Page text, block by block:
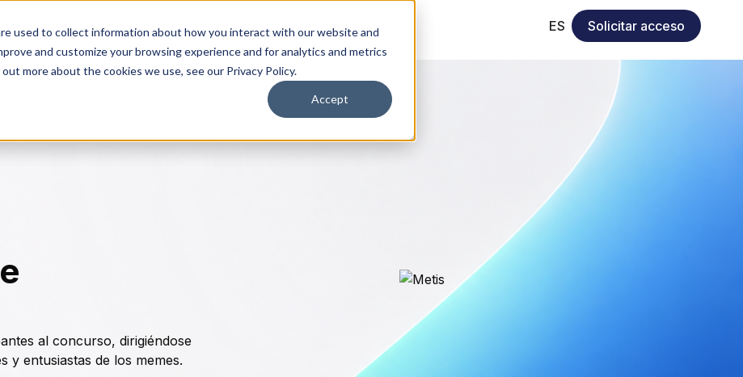
used to collect information about how you interact with our website and
and customize your browsing experience and for analytics and metrics
more about the cookies we use, see our Privacy Policy.
Accept
Soluciones Plataforma Recursos Empresa ES Solicitar acceso
al concurso, dirigiéndose
y entusiastas de los memes.